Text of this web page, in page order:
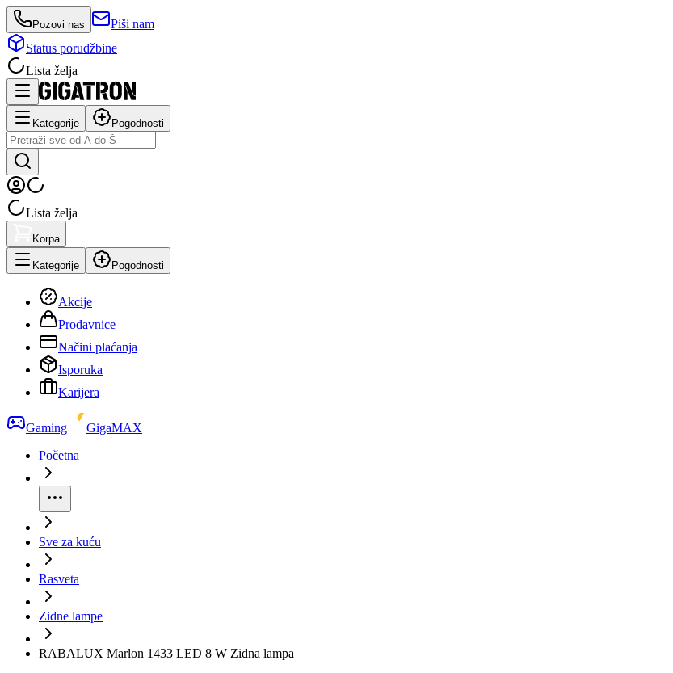
Pozovi nas
Piši nam
Status porudžbine
Lista želja
Kategorije Pogodnosti
Lista želja
Korpa
Kategorije Pogodnosti
Akcije
Prodavnice
Načini plaćanja
Isporuka
Karijera
Gaming
GigaMAX
Početna
Sve za kuću
Rasveta
Zidne lampe
RABALUX Marlon 1433 LED 8 W Zidna lampa